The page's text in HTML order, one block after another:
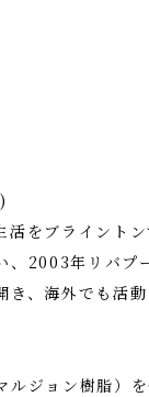
をブライントン
2003年リバプ
、海外でも活動
ジョン樹脂）